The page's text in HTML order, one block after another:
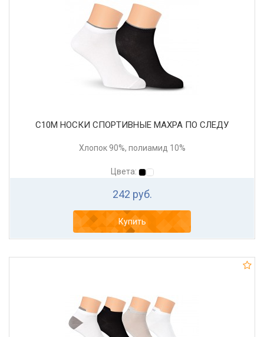
С10М НОСКИ СПОРТИВНЫЕ МАХРА ПО СЛЕДУ
Хлопок 90%, полиамид 10%
Цвета:
242 руб.
Купить